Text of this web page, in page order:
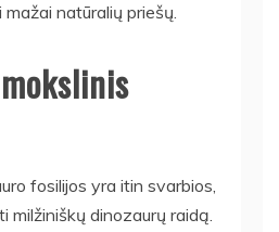
natūralių priešų.
fosilijos yra itin svarbios,
milžiniškų dinozaurų raidą.